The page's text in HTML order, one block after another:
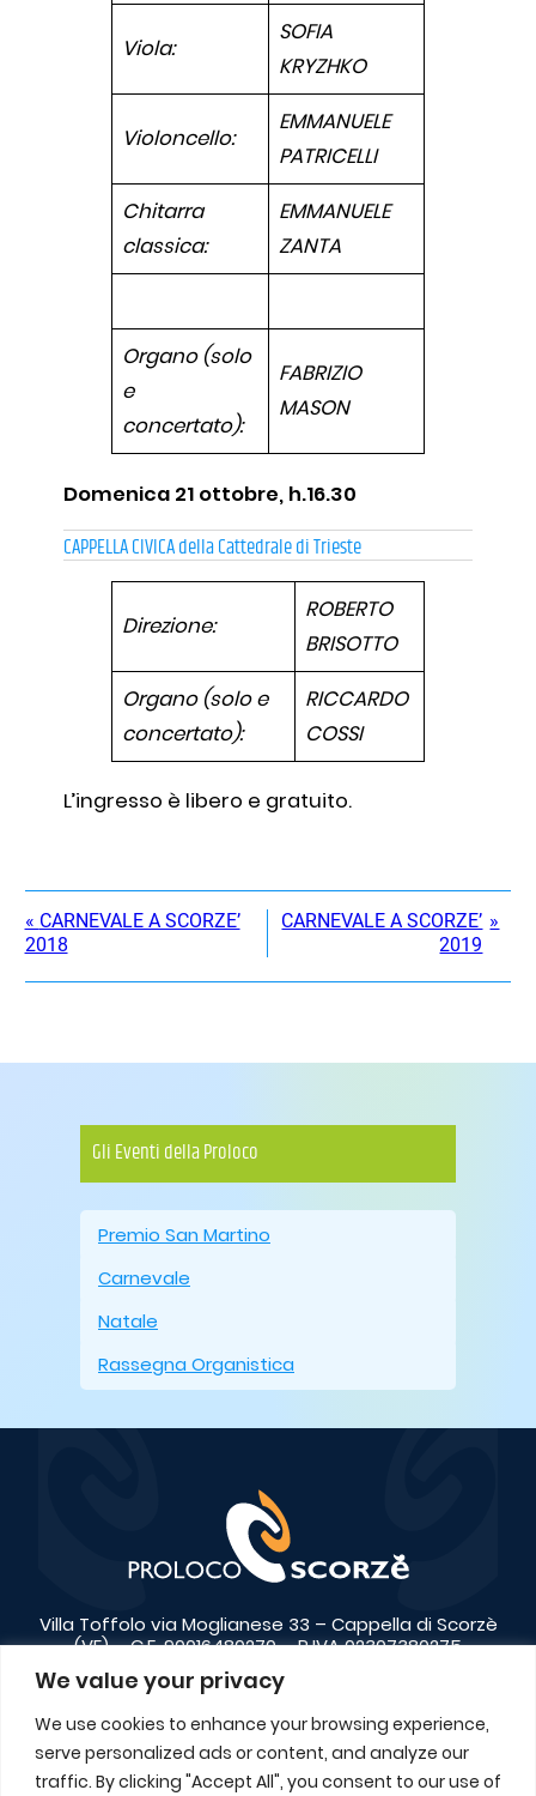
We value your privacy
We use cookies to enhance your browsing experience,
serve personalized ads or content, and analyze our
traffic. By clicking "Accept All", you consent to our use of
Viola:
SOFIA
KRYZHKO
Violoncello:
EMMANUELE
PATRICELLI
Chitarra
classica:
EMMANUELE
ZANTA
Organo (solo
e
concertato):
FABRIZIO
MASON
Domenica 21 ottobre, h.16.30
CAPPELLA CIVICA della Cattedrale di Trieste
Direzione:
ROBERTO
BRISOTTO
Organo (solo e
concertato):
RICCARDO
COSSI
L’ingresso è libero e gratuito.
« CARNEVALE A SCORZE’
2018
»
CARNEVALE A SCORZE’
2019
Gli Eventi della Proloco
Premio San Martino
Carnevale
Natale
Rassegna Organistica
Villa Toffolo via Moglianese 33 – Cappella di Scorzè
(VE) – C.F. 90016480270 – P.IVA 02307380275
+39 041 446650
Contatti